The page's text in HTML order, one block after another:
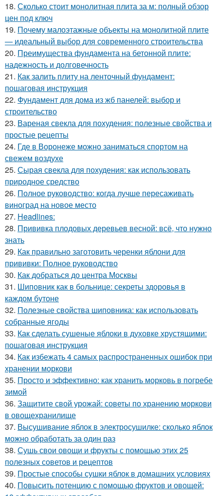
18. Сколько стоит монолитная плита за м: полный обзор
цен под ключ
19. Почему малоэтажные объекты на монолитной плите
— идеальный выбор для современного строительства
20. Преимущества фундамента на бетонной плите:
надежность и долговечность
21. Как залить плиту на ленточный фундамент:
пошаговая инструкция
22. Фундамент для дома из жб панелей: выбор и
строительство
23. Вареная свекла для похудения: полезные свойства и
простые рецепты
24. Где в Воронеже можно заниматься спортом на
свежем воздухе
25. Сырая свекла для похудения: как использовать
природное средство
26. Полное руководство: когда лучше пересаживать
виноград на новое место
27. Headlines:
28. Прививка плодовых деревьев весной: всё, что нужно
знать
29. Как правильно заготовить черенки яблони для
прививки: Полное руководство
30. Как добраться до центра Москвы
31. Шиповник как в больнице: секреты здоровья в
каждом бутоне
32. Полезные свойства шиповника: как использовать
собранные ягоды
33. Как сделать сушеные яблоки в духовке хрустящими:
пошаговая инструкция
34. Как избежать 4 самых распространенных ошибок при
хранении моркови
35. Просто и эффективно: как хранить морковь в погребе
зимой
36. Защитите свой урожай: советы по хранению моркови
в овощехранилище
37. Высушивание яблок в электросушилке: сколько яблок
можно обработать за один раз
38. Сушь свои овощи и фрукты с помощью этих 25
полезных советов и рецептов
39. Простые способы сушки яблок в домашних условиях
40. Повысить потенцию с помощью фруктов и овощей: